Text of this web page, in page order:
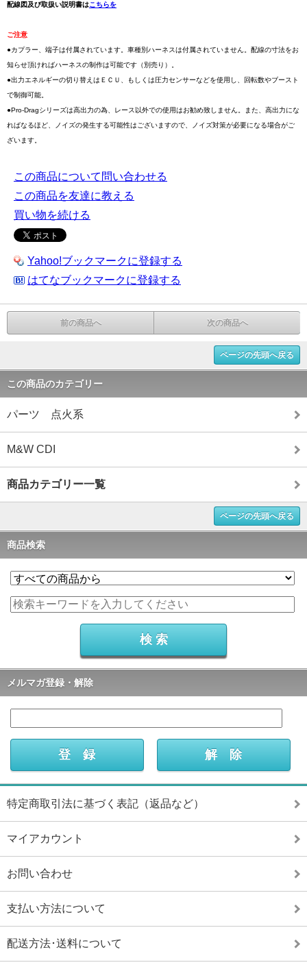
配線図及び取扱い説明書はこちらを
ご注意
●カプラー、端子は付属されています。車種別ハーネスは付属されていません。配線の寸法をお
知らせ頂ければハーネスの制作は可能です（別売り）。
●出力エネルギーの切り替えはＥＣＵ、もしくは圧力センサーなどを使用し、回転数やブースト
で制御可能。
●Pro-Dragシリーズは高出力の為、レース以外での使用はお勧め致しません。また、高出力にな
ればなるほど、ノイズの発生する可能性はございますので、ノイズ対策が必要になる場合がご
ざいます。
この商品について問い合わせる
この商品を友達に教える
買い物を続ける
Yahoo!ブックマークに登録する
はてなブックマークに登録する
前の商品へ 次の商品へ
ページの先頭へ戻る
この商品のカテゴリー
パーツ 点火系
M&W CDI
商品カテゴリー一覧
ページの先頭へ戻る
商品検索
メルマガ登録・解除
特定商取引法に基づく表記（返品など）
マイアカウント
お問い合わせ
支払い方法について
配送方法･送料について